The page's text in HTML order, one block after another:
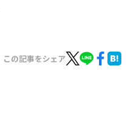
この記事をシェア